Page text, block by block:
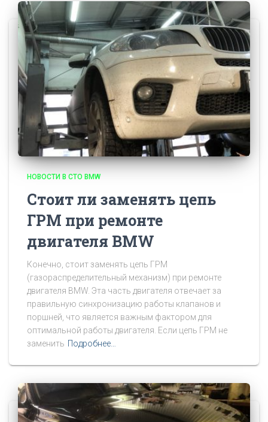
НОВОСТИ В СТО BMW
Стоит ли заменять цепь
ГРМ при ремонте
двигателя BMW
Конечно, стоит заменять цепь ГРМ
(газораспределительный механизм) при ремонте
двигателя BMW. Эта часть двигателя отвечает за
правильную синхронизацию работы клапанов и
поршней, что является важным фактором для
оптимальной работы двигателя. Если цепь ГРМ не
заменить Подробнее…